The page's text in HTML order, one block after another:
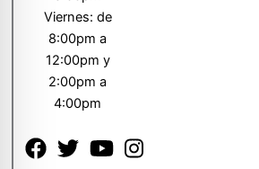
Viernes: de
8:00pm a
12:00pm y
2:00pm a
4:00pm